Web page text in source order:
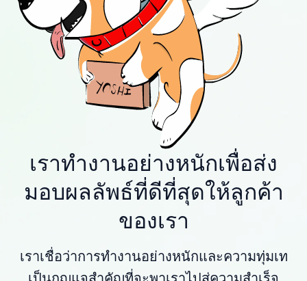
เราทำงานอย่างหนักเพื่อส่ง
มอบผลลัพธ์ที่ดีที่สุดให้ลูกค้า
ของเรา
เราเชื่อว่าการทำงานอย่างหนักและความทุ่มเท